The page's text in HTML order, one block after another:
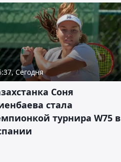
Сегодня
Соня
стала
турнира W75 в